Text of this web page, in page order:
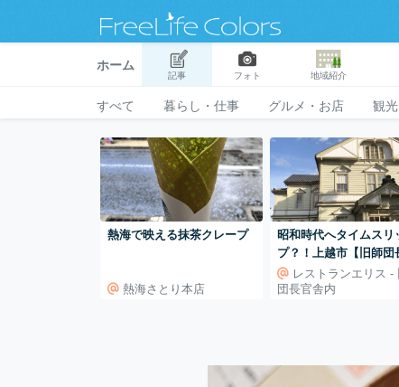
ホーム
記事 フォト 地域紹介
すべて 暮らし・仕事 グルメ・お店 観
熱海で映える抹茶クレープ
熱海さとり本店
昭和時代へタイムスリ
プ？！上越市【旧師団
舎】レストランエリス -
団長官舎内